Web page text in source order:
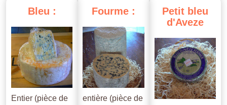
Bleu :
Entier (pièce de
Fourme :
entière (pièce de
Petit bleu
d'Aveze